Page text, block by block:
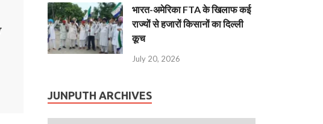
भारत-अमेरिका FTA के खिलाफ कई
राज्यों से हजारों किसानों का दिल्ली
कूच
July 20, 2026
JUNPUTH ARCHIVES